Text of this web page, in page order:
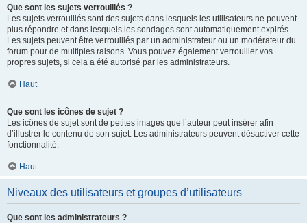
Que sont les sujets verrouillés ?
Les sujets verrouillés sont des sujets dans lesquels les utilisateurs ne peuvent
plus répondre et dans lesquels les sondages sont automatiquement expirés.
Les sujets peuvent être verrouillés par un administrateur ou un modérateur du
forum pour de multiples raisons. Vous pouvez également verrouiller vos
propres sujets, si cela a été autorisé par les administrateurs.
Haut
Que sont les icônes de sujet ?
Les icônes de sujet sont de petites images que l’auteur peut insérer afin
d’illustrer le contenu de son sujet. Les administrateurs peuvent désactiver cette
fonctionnalité.
Haut
Niveaux des utilisateurs et groupes d’utilisateurs
Que sont les administrateurs ?